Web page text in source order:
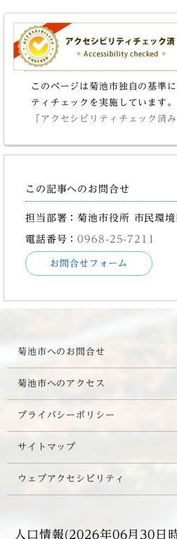
このページは菊池市独自の基準
ティチェックを実施しています。
「アクセシビリティチェック済
この記事へのお問合せ
担当部署：菊池市役所 市民環
電話番号：0968-25-7211
お問合せフォーム
菊池市へのお問合せ
菊池市へのアクセス
プライバシーポリシー
サイトマップ
ウェブアクセシビリティ
人口情報(2026年06月30日